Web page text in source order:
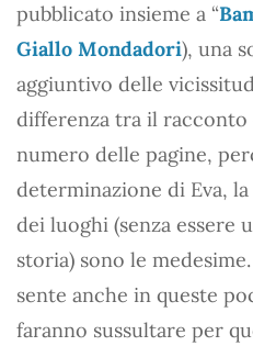
pubblicato insieme a “
Giallo Mondadori), una
aggiuntivo delle
differenza tra il
numero delle pagine,
determinazione di Eva,
dei luoghi (senza essere
storia) sono le
sente anche in queste
faranno sussultare per